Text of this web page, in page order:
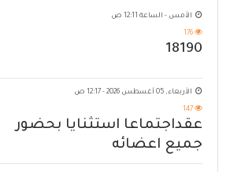
الأمس - الساعة 12:11 ص
176
18190
الأربعاء, 05 أغسطس 2026 - 12:17 ص
147
عقداجتماعا استثنايا بحضور
جميع اعضائه